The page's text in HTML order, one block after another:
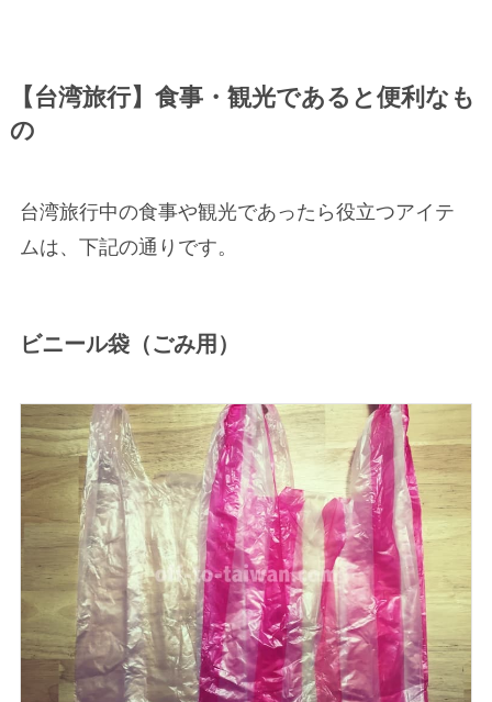
【台湾旅行】食事・観光であると便利なも
の
台湾旅行中の食事や観光であったら役立つアイテ
ムは、下記の通りです。
ビニール袋（ごみ用）